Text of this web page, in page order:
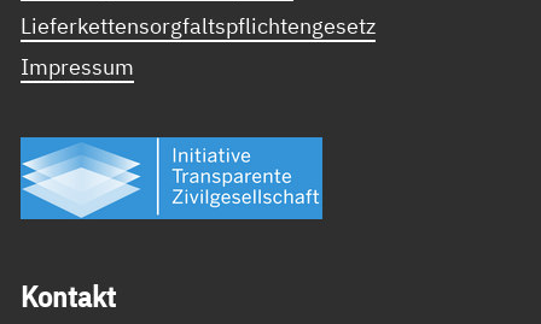
Lieferkettensorgfaltspflichtengesetz
Impressum
Kon­takt